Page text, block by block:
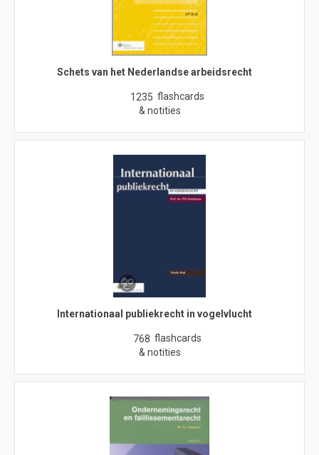
Schets van het Nederlandse arbeidsrecht
1235 flashcards
& notities
Internationaal publiekrecht in vogelvlucht
768 flashcards
& notities